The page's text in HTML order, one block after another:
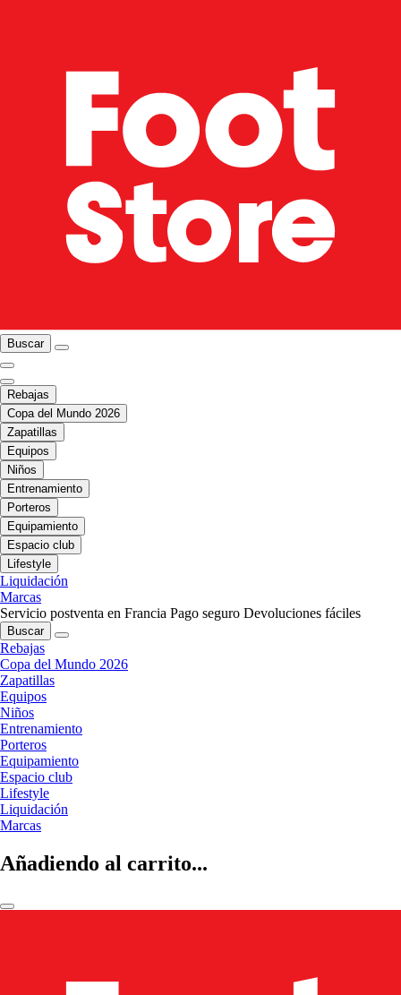
Buscar
Rebajas
Copa del Mundo 2026
Zapatillas
Equipos
Niños
Entrenamiento
Porteros
Equipamiento
Espacio club
Lifestyle
Liquidación
Marcas
Servicio postventa en Francia Pago seguro Devoluciones fáciles
Buscar
Rebajas
Copa del Mundo 2026
Zapatillas
Equipos
Niños
Entrenamiento
Porteros
Equipamiento
Espacio club
Lifestyle
Liquidación
Marcas
Añadiendo al carrito...